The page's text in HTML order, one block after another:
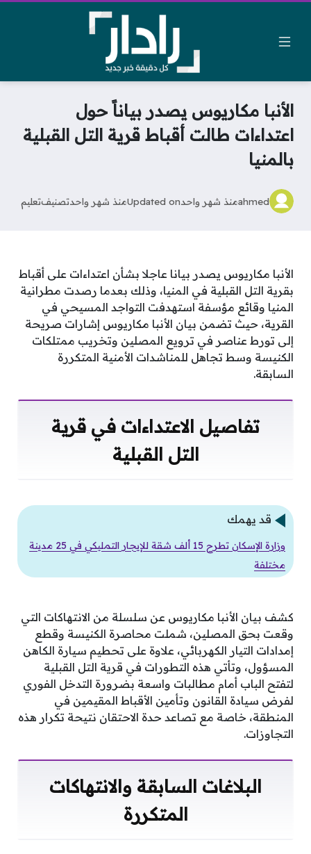
الأنبا مكاريوس يصدر بياناً حول
اعتداءات طالت أقباط قرية التل القبلية
بالمنيا
ahmedمنذ شهر واحدUpdated onمنذ شهر واحدتصنيفتعليم
الأنبا مكاريوس يصدر بيانا عاجلا بشأن اعتداءات على أقباط
بقرية التل القبلية في المنيا، وذلك بعدما رصدت مطرانية
المنيا وقائع مؤسفة استهدفت التواجد المسيحي في
القرية، حيث تضمن بيان الأنبا مكاريوس إشارات صريحة
إلى تورط عناصر في ترويع المصلين وتخريب ممتلكات
الكنيسة وسط تجاهل للمناشدات الأمنية المتكررة
السابقة.
تفاصيل الاعتداءات في قرية
التل القبلية
قد يهمك
وزارة الإسكان تطرح 15 ألف شقة للإيجار التمليكي في 25 مدينة
مختلفة
كشف بيان الأنبا مكاريوس عن سلسلة من الانتهاكات التي
وقعت بحق المصلين، شملت محاصرة الكنيسة وقطع
إمدادات التيار الكهربائي، علاوة على تحطيم سيارة الكاهن
المسؤول، وتأتي هذه التطورات في قرية التل القبلية
لتفتح الباب أمام مطالبات واسعة بضرورة التدخل الفوري
لفرض سيادة القانون وتأمين الأقباط المقيمين في
المنطقة، خاصة مع تصاعد حدة الاحتقان نتيحة تكرار هذه
التجاوزات.
البلاغات السابقة والانتهاكات
المتكررة